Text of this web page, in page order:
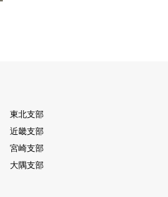
東北支部
近畿支部
宮崎支部
大隅支部